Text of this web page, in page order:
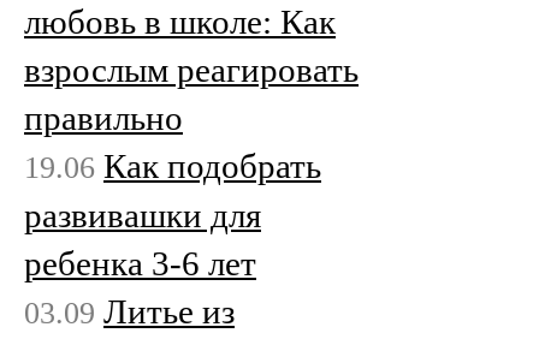
любовь в школе: Как
взрослым реагировать
правильно
19.06 Как подобрать
развивашки для
ребенка 3-6 лет
03.09 Литье из